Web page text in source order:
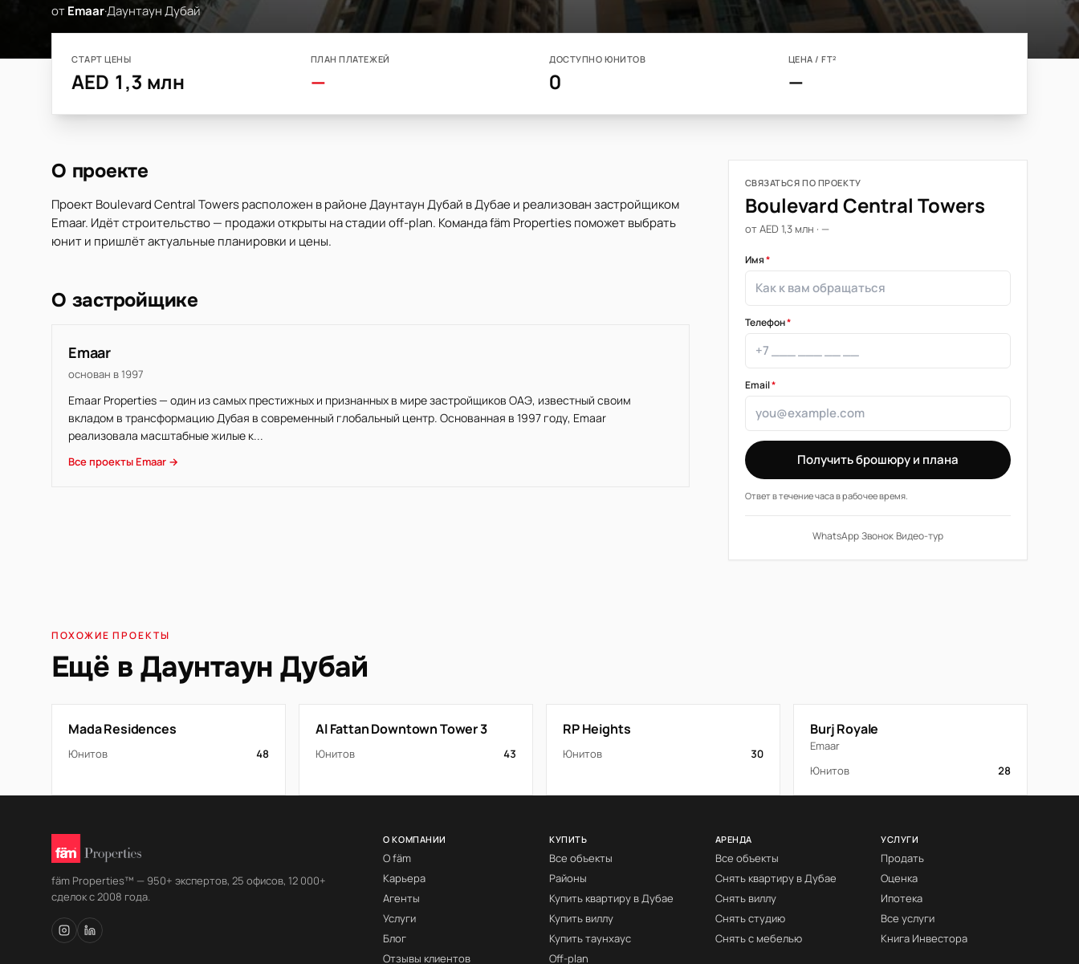
отEmaar·Даунтаун Дубай
СТАРТ ЦЕНЫ
AED 1,3 млн
ПЛАН ПЛАТЕЖЕЙ
—
ДОСТУПНО ЮНИТОВ
0
ЦЕНА / FT²
—
О проекте
Проект Boulevard Central Towers расположен в районе Даунтаун Дубай в Дубае и реализован застройщиком
Emaar. Идёт строительство — продажи открыты на стадии off-plan. Команда fäm Properties поможет выбрать
юнит и пришлёт актуальные планировки и цены.
О застройщике
Emaar
основан в 1997
Emaar Properties — один из самых престижных и признанных в мире застройщиков ОАЭ, известный своим
вкладом в трансформацию Дубая в современный глобальный центр. Основанная в 1997 году, Emaar
реализовала масштабные жилые к...
Все проекты Emaar →
СВЯЗАТЬСЯ ПО ПРОЕКТУ
Boulevard Central Towers
от AED 1,3 млн · —
Имя*
Телефон*
Email*
Получить брошюру и плана
Ответ в течение часа в рабочее время.
WhatsApp·Звонок·Видео-тур
ПОХОЖИЕ ПРОЕКТЫ
Ещё в Даунтаун Дубай
Mada Residences
Юнитов 48
Al Fattan Downtown Tower 3
Юнитов 43
RP Heights
Юнитов 30
Burj Royale
Emaar
Юнитов
28
fäm Properties™ — 950+ экспертов, 25 офисов, 12 000+
сделок с 2008 года.
О КОМПАНИИ
О fäm
Карьера
Агенты
Услуги
Блог
Отзывы клиентов
КУПИТЬ
Все объекты
Районы
Купить квартиру в Дубае
Купить виллу
Купить таунхаус
Off-plan
АРЕНДА
Все объекты
Снять квартиру в Дубае
Снять виллу
Снять студию
Снять с мебелью
УСЛУГИ
Продать
Оценка
Ипотека
Все услуги
Книга Инвестора